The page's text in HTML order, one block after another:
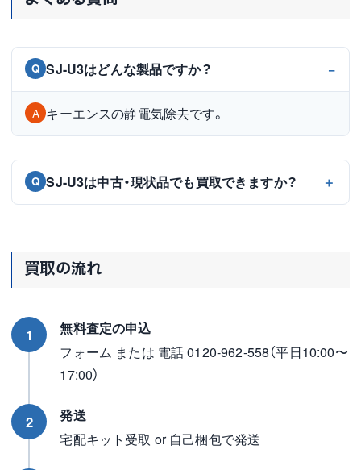
Q SJ-U3はどんな製品ですか？
A キーエンスの静電気除去です。
Q SJ-U3は中古・現状品でも買取できますか？
買取の流れ
1
無料査定の申込
フォーム または 電話 0120-962-558（平日10:00〜
17:00）
2
発送
宅配キット受取 or 自己梱包で発送